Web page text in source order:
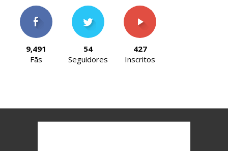
9,491
Fãs
54
Seguidores
427
Inscritos